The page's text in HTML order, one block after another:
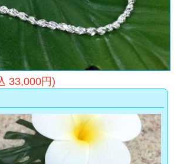
33,000円)